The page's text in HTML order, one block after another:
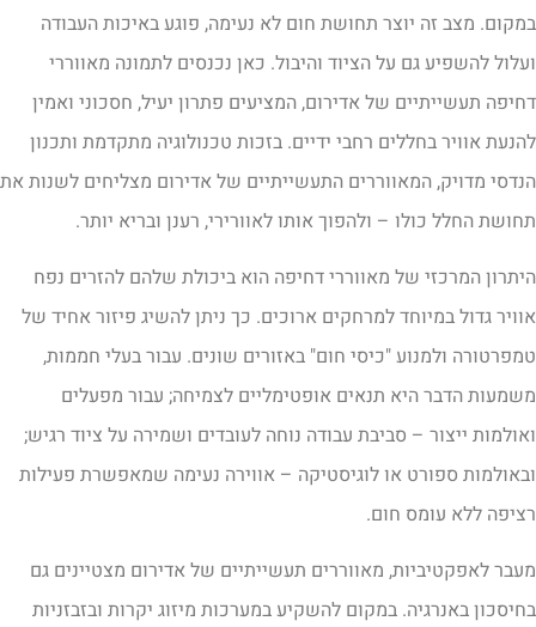
מצב זה יוצר תחושת חום לא נעימה, פוגע באיכות העבודה
להשפיע גם על הציוד והיבול. כאן נכנסים לתמונה מאווררי
תעשייתיים של אדירום, המציעים פתרון יעיל, חסכוני ואמין
אוויר בחללים רחבי ידיים. בזכות טכנולוגיה מתקדמת ותכנון
מדויק, המאווררים התעשייתיים של אדירום מצליחים לשנות את
החלל כולו – ולהפוך אותו לאוורירי, רענן ובריא יותר.
המרכזי של מאווררי דחיפה הוא ביכולת שלהם להזרים נפח
גדול במיוחד למרחקים ארוכים. כך ניתן להשיג פיזור אחיד של
ולמנוע "כיסי חום" באזורים שונים. עבור בעלי חממות,
הדבר היא תנאים אופטימליים לצמיחה; עבור מפעלים
ייצור – סביבת עבודה נוחה לעובדים ושמירה על ציוד רגיש;
ספורט או לוגיסטיקה – אווירה נעימה שמאפשרת פעילות
ללא עומס חום.
לאפקטיביות, מאווררים תעשייתיים של אדירום מצטיינים גם
באנרגיה. במקום להשקיע במערכות מיזוג יקרות ובזבזניות